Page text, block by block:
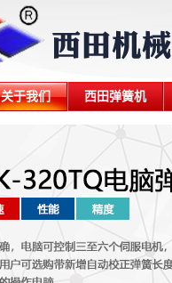
关于我们 西田弹簧机